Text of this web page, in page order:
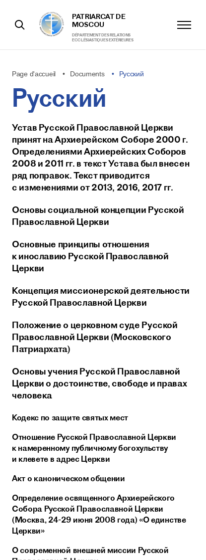
PATRIARCAT DE
MOSCOU
DÉPARTEMENT DES RELATIONS
ECCLÉSIASTIQUES EXTÉRIEURES
Page d'accueil Documents Русский
Русский
Устав Русской Православной Церкви
принят на Архиерейском Соборе 2000 г.
Определениями Архиерейских Соборов
2008 и 2011 гг. в текст Устава был внесен
ряд поправок. Текст приводится
с изменениями от 2013, 2016, 2017 гг.
Основы социальной концепции Русской
Православной Церкви
Основные принципы отношения
к инославию Русской Православной
Церкви
Концепция миссионерской деятельности
Русской Православной Церкви
Положение о церковном суде Русской
Православной Церкви (Московского
Патриархата)
Основы учения Русской Православной
Церкви о достоинстве, свободе и правах
человека
Кодекс по защите святых мест
Отношение Русской Православной Церкви
к намеренному публичному богохульству
и клевете в адрес Церкви
Акт о каноническом общении
Определение освященного Архиерейского
Собора Русской Православной Церкви
(Москва, 24-29 июня 2008 года) «О единстве
Церкви»
О современной внешней миссии Русской